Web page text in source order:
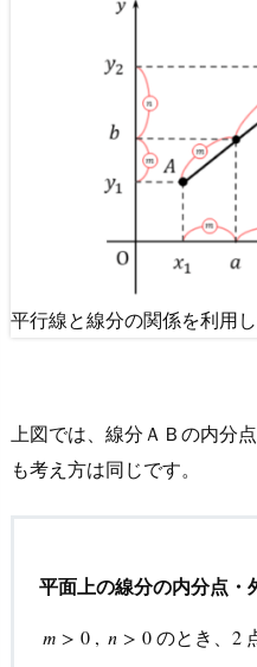
平行線と線分の関係を利用
上図では、線分ＡＢの内分
も考え方は同じです。
平面上の線分の内分点・
𝑚 > 0 , 𝑛 > 0のとき、 2